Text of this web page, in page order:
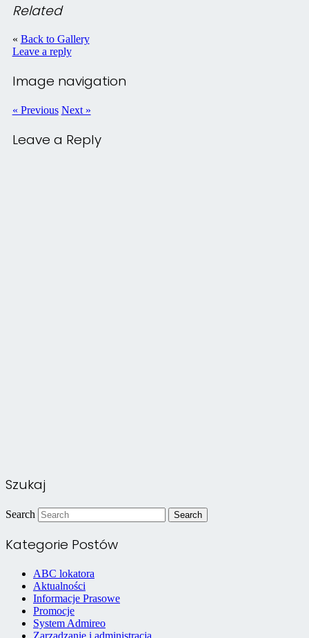
Related
« Back to Gallery
Leave a reply
Image navigation
« Previous Next »
Leave a Reply
Szukaj
Search
Kategorie Postów
ABC lokatora
Aktualności
Informacje Prasowe
Promocje
System Admireo